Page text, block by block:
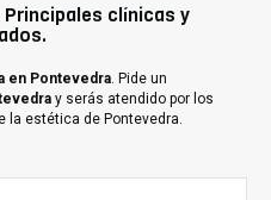
clínicas y
en Pontevedra. Pide un
y serás atendido por los
la estética de Pontevedra.